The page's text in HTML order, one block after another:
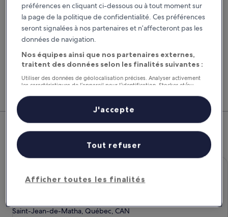
J’ai un code de réduction
Rechercher
Comparez les fournisseurs et regroupez vol,
hôtel et location de voiture pour économiser au
maximum.
Saint-Jean-de-Matha : nos
meilleures offres de voitures
Économique
Chevrolet Spark
Saint-Jean-de-Matha, Québec, CAN
Économique Chevrolet Spark
préférences en cliquant ci-dessous ou à tout moment sur
la page de la politique de confidentialité. Ces préférences
seront signalées à nos partenaires et n’affecteront pas les
données de navigation.
Nos équipes ainsi que nos partenaires externes,
traitent des données selon les finalités suivantes :
Utiliser des données de géolocalisation précises. Analyser activement
les caractéristiques de l’appareil pour l’identification. Stocker et/ou
personnalisés, mesure de performance des publicités et du contenu,
études d’audience et développement de services.
Liste de nos partenaires (fournisseurs)
Afficher toutes les finalités
Tout refuser
J'accepte